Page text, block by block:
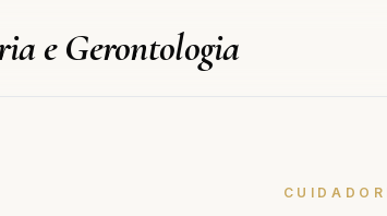
e Gerontologia